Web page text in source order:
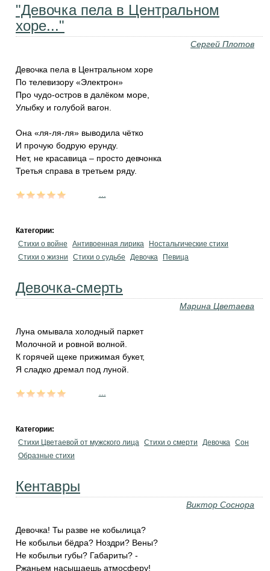
"Девочка пела в Центральном
хоре..."
Сергей Плотов
Девочка пела в Центральном хоре
По телевизору «Электрон»
Про чудо-остров в далёком море,
Улыбку и голубой вагон.
Она «ля-ля-ля» выводила чётко
И прочую бодрую ерунду.
Нет, не красавица – просто девчонка
Третья справа в третьем ряду.
Категории:
Стихи о войне
Антивоенная лирика
Ностальгические стихи
Стихи о жизни
Стихи о судьбе Девочка Певица
Девочка-смерть
Марина Цветаева
Луна омывала холодный паркет
Молочной и ровной волной.
К горячей щеке прижимая букет,
Я сладко дремал под луной.
Категории:
Стихи Цветаевой от мужского лица Стихи о смерти Девочка Сон
Образные стихи
Кентавры
Виктор Соснора
Девочка! Ты разве не кобылица?
Не кобыльи бёдра? Ноздри? Вены?
Не кобыльи губы? Габариты? -
Ржаньем насыщаешь атмосферу!